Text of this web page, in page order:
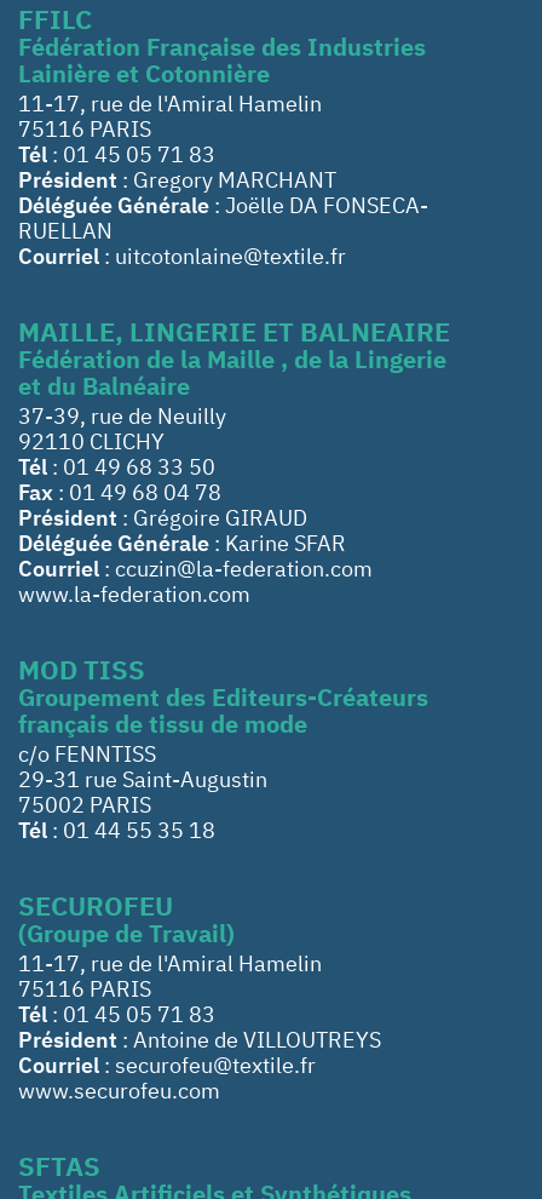
FFILC
Fédération Française des Industries
Lainière et Cotonnière
11-17, rue de l'Amiral Hamelin
75116 PARIS
Tél : 01 45 05 71 83
Président : Gregory MARCHANT
Déléguée Générale : Joëlle DA FONSECA-
RUELLAN
Courriel : uitcotonlaine@textile.fr
MAILLE, LINGERIE ET BALNEAIRE
Fédération de la Maille , de la Lingerie
et du Balnéaire
37-39, rue de Neuilly
92110 CLICHY
Tél : 01 49 68 33 50
Fax : 01 49 68 04 78
Président : Grégoire GIRAUD
Déléguée Générale : Karine SFAR
Courriel : ccuzin@la-federation.com
www.la-federation.com
MOD TISS
Groupement des Editeurs-Créateurs
français de tissu de mode
c/o FENNTISS
29-31 rue Saint-Augustin
75002 PARIS
Tél : 01 44 55 35 18
SECUROFEU
(Groupe de Travail)
11-17, rue de l'Amiral Hamelin
75116 PARIS
Tél : 01 45 05 71 83
Président : Antoine de VILLOUTREYS
Courriel : securofeu@textile.fr
www.securofeu.com
SFTAS